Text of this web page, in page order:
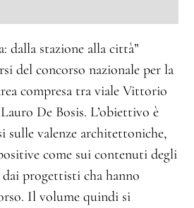
dalla stazione alla città”
del concorso nazionale per la
compresa tra viale Vittorio
De Bosis. L’obiettivo è
sulle valenze architettoniche,
come sui contenuti degli
progettisti cha hanno
Il volume quindi si